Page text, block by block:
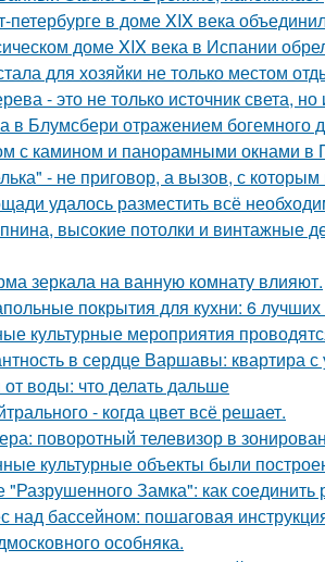
петербурге в доме XIX века
доме XIX века в Испании
для хозяйки не только местом
- это не только источник света,
в Блумсбери отражением богемного
с камином и панорамными окнами в
- не приговор, а вызов, с
удалось разместить всё
высокие потолки и винтажные
зеркала на ванную комнату влияют.
покрытия для кухни: 6 лучших
культурные мероприятия
в сердце Варшавы: квартира
воды: что делать дальше
- когда цвет всё решает.
поворотный телевизор в
культурные объекты были
"Разрушенного Замка": как соединить
над бассейном: пошаговая
особняка.